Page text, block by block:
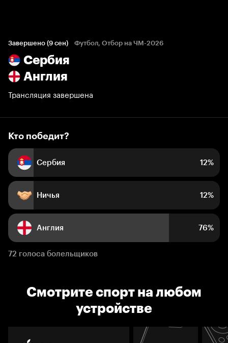
Завершено (9 сен) Футбол, Отбор на ЧМ-2026
Сербия
Англия
Трансляция завершена
12%
Кто победит?
Сербия 12%
Ничья 12%
Англия 76%
72 голоса болельщиков
Смотрите спорт на любом
устройстве